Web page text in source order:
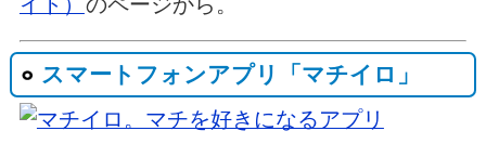
スマートフォンアプリ「マチイロ」